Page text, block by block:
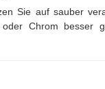
Sie auf sauber
Chrom besser